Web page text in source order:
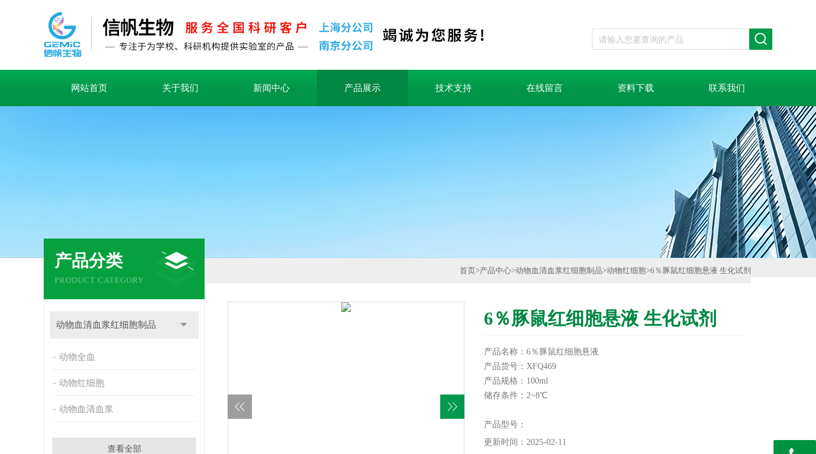
网站首页 关于我们 新闻中心 产品展示 技术支持 在线留言 资料下载 联系我们
产品分类
PRODUCT CATEGORY
动物血清血浆红细胞制品
动物全血
动物红细胞
动物血清血浆
查看全部
首页>产品中心>动物血清血浆红细胞制品>动物红细胞>6％豚鼠红细胞悬液 生化试剂
6％豚鼠红细胞悬液 生化试剂
产品名称：6％豚鼠红细胞悬液
产品货号：XFQ469
产品规格：100ml
储存条件：2~8℃
注意事项：无菌采血，阿氏液保存
本产品仅供科研实验用，不做其它用途！
产品型号：
更新时间：2025-02-11